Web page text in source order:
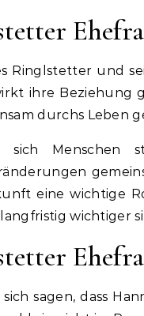
Ringlstetter und
ihre Beziehung
durchs Leben
sich Menschen
eine wichtige
wichtiger
sich sagen, dass